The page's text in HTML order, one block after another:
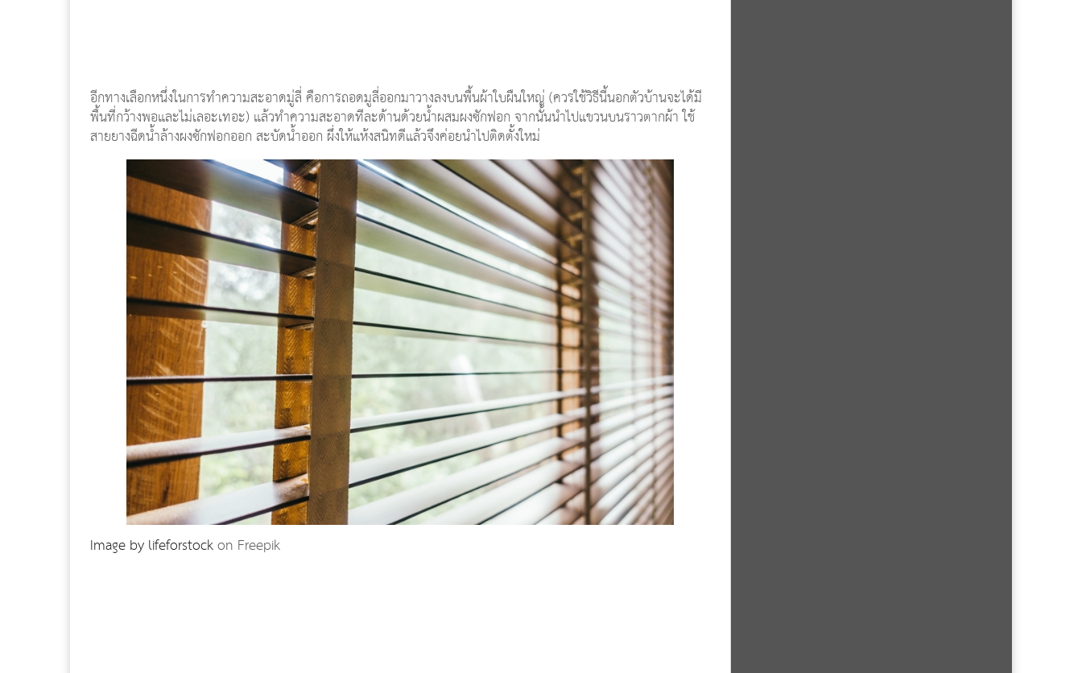
อีกทางเลือกหนึ่งในการทำความสะอาดมู่ลี่ คือการถอดมูลี่ออกมาวางลงบนพื้นผ้าใบผืนใหญ่ (ควรใช้วิธีนี้นอกตัวบ้านจะได้มี
พื้นที่กว้างพอและไม่เลอะเทอะ) แล้วทำความสะอาดทีละด้านด้วยน้ำผสมผงซักฟอก จากนั้นนำไปแขวนบนราวตากผ้า ใช้
สายยางฉีดน้ำล้างผงซักฟอกออก สะบัดน้ำออก ผึ่งให้แห้งสนิทดีแล้วจึงค่อยนำไปติดตั้งใหม่
Image by lifeforstockon Freepik